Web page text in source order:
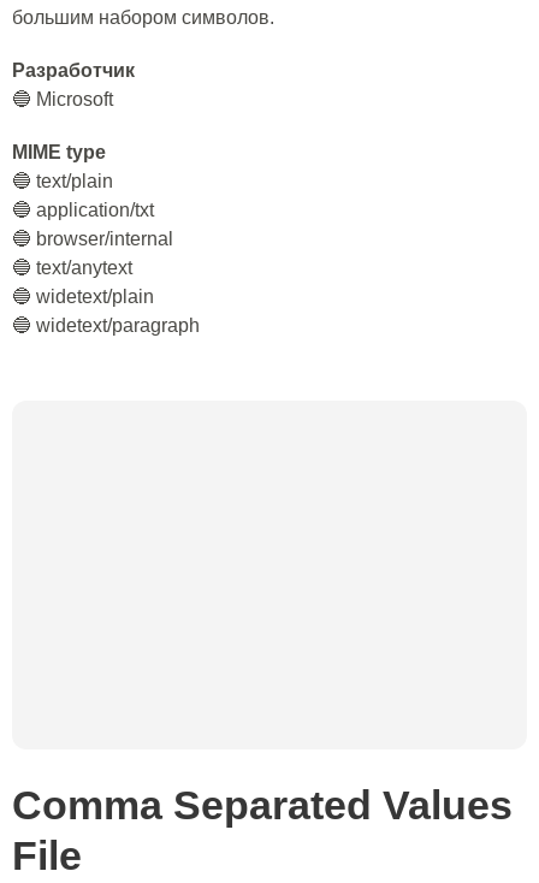
большим набором символов.
Разработчик
🔵 Microsoft
MIME type
🔵 text/plain
🔵 application/txt
🔵 browser/internal
🔵 text/anytext
🔵 widetext/plain
🔵 widetext/paragraph
Comma Separated Values
File